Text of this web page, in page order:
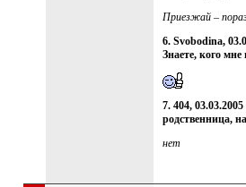
Приезжай –
6. Svobodina,
Знаете, кого
7. 404,
родственница,
нет